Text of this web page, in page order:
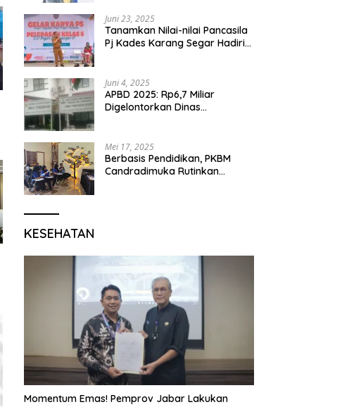
Juni 23, 2025
Tanamkan Nilai-nilai Pancasila
Pj Kades Karang Segar Hadiri
01 Karang Segar
Juni 4, 2025
APBD 2025: Rp6,7 Miliar
Digelontorkan Dinas
Mei 17, 2025
Berbasis Pendidikan, PKBM
Candradimuka Rutinkan
KESEHATAN
Momentum Emas! Pemprov Jabar Lakukan